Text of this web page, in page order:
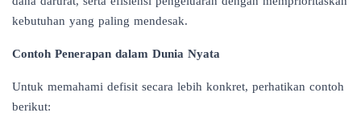
kebutuhan yang paling mendesak.
Contoh Penerapan dalam Dunia Nyata
Untuk memahami defisit secara lebih konkret, perhatikan contoh
berikut: